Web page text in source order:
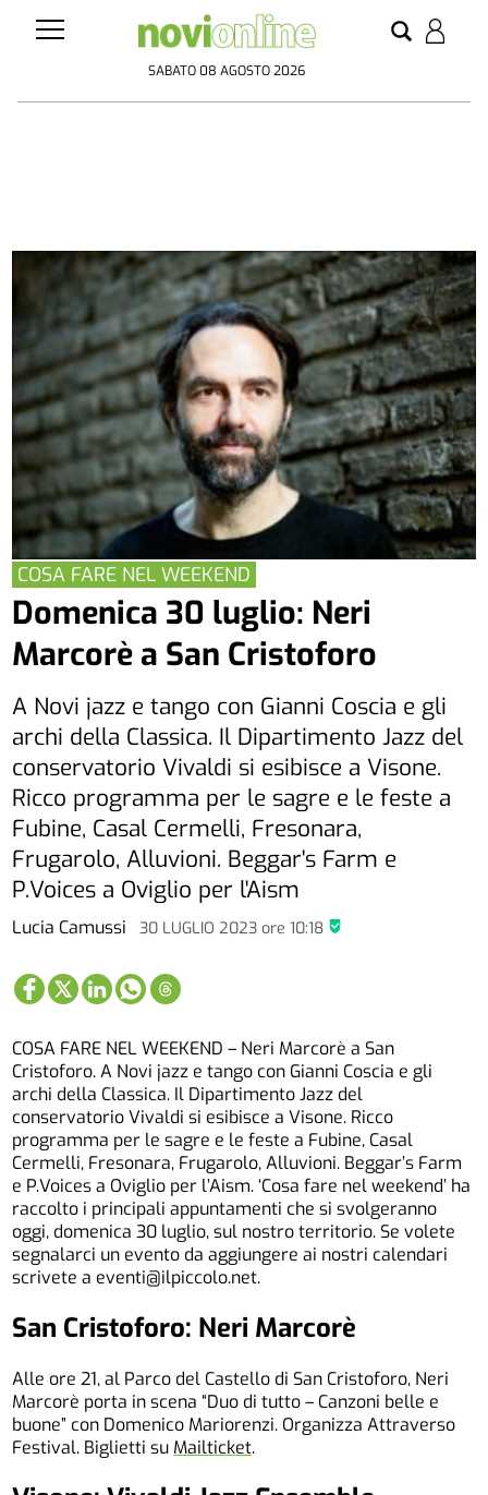
SABATO 08 AGOSTO 2026
Lucia Camussi 30 LUGLIO 2023ore 10:18
COSA FARE NEL WEEKEND
Domenica 30 luglio: Neri
Marcorè a San Cristoforo
A Novi jazz e tango con Gianni Coscia e gli
archi della Classica. Il Dipartimento Jazz del
conservatorio Vivaldi si esibisce a Visone.
Ricco programma per le sagre e le feste a
Fubine, Casal Cermelli, Fresonara,
Frugarolo, Alluvioni. Beggar's Farm e
P.Voices a Oviglio per l'Aism
COSA FARE NEL WEEKEND – Neri Marcorè a San
Cristoforo. A Novi jazz e tango con Gianni Coscia e gli
archi della Classica. Il Dipartimento Jazz del
conservatorio Vivaldi si esibisce a Visone. Ricco
programma per le sagre e le feste a Fubine, Casal
Cermelli, Fresonara, Frugarolo, Alluvioni. Beggar’s Farm
e P.Voices a Oviglio per l’Aism. ‘Cosa fare nel weekend’ ha
raccolto i principali appuntamenti che si svolgeranno
oggi, domenica 30 luglio, sul nostro territorio. Se volete
segnalarci un evento da aggiungere ai nostri calendari
scrivete a eventi@ilpiccolo.net.
San Cristoforo: Neri Marcorè
Alle ore 21, al Parco del Castello di San Cristoforo, Neri
Marcorè porta in scena “Duo di tutto – Canzoni belle e
buone” con Domenico Mariorenzi. Organizza Attraverso
Festival. Biglietti su Mailticket.